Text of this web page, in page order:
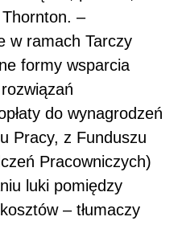
Thornton. –
w ramach Tarczy
formy wsparcia
do wynagrodzeń
Pracy, z Funduszu
Pracowniczych)
luki pomiędzy
– tłumaczy